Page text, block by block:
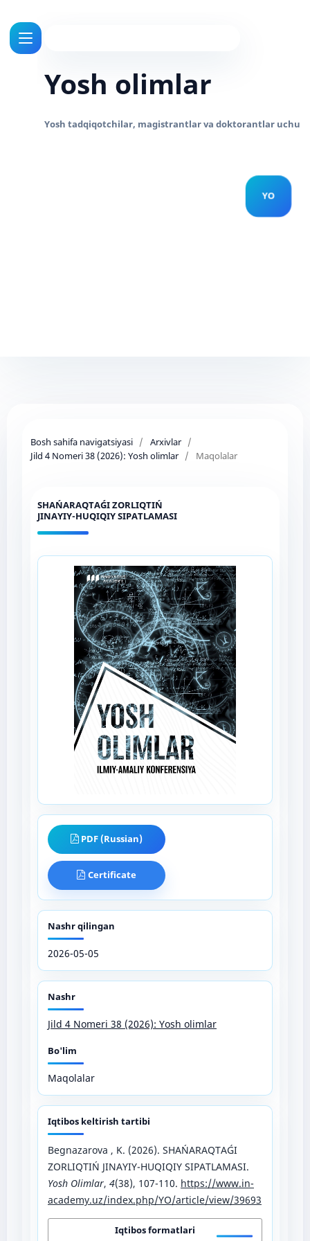
Yosh olimlar
Bosh sahifa navigatsiyasi / Arxivlar /
Jild 4 Nomeri 38 (2026): Yosh olimlar / Maqolalar
SHAŃARAQTAǴI ZORLIQTIŃ
JINAYIY-HUQIQIY SIPATLAMASI
PDF (Russian)
Certificate
Nashr qilingan
2026-05-05
Nashr
Jild 4 Nomeri 38 (2026): Yosh olimlar
Bo'lim
Maqolalar
Iqtibos keltirish tartibi
Begnazarova , K. (2026). SHAŃARAQTAǴI
ZORLIQTIŃ JINAYIY-HUQIQIY SIPATLAMASI.
Yosh Olimlar, 4(38), 107-110. https://www.in-
academy.uz/index.php/YO/article/view/39693
Iqtibos formatlari